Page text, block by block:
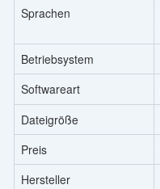
Sprachen
Betriebsystem
Softwareart
Dateigröße
Preis
Hersteller